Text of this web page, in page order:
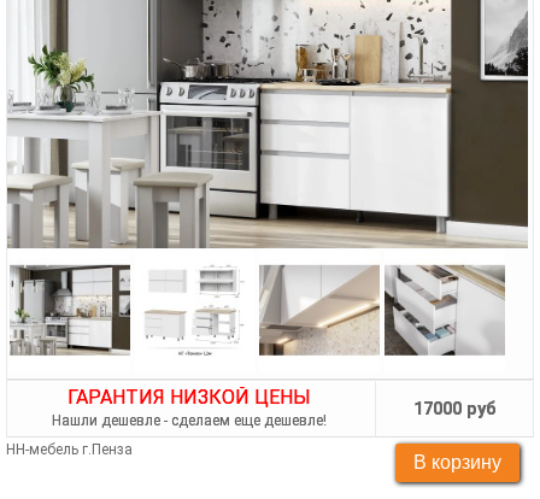
ГАРАНТИЯ НИЗКОЙ ЦЕНЫ
Нашли дешевле - сделаем еще дешевле!
17000 руб
НН-мебель г.Пенза